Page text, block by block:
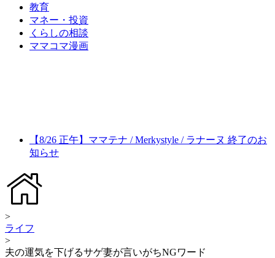
教育
マネー・投資
くらしの相談
ママコマ漫画
【8/26 正午】ママテナ / Merkystyle / ラナーヌ 終了のお
知らせ
>
ライフ
>
夫の運気を下げるサゲ妻が言いがちNGワード